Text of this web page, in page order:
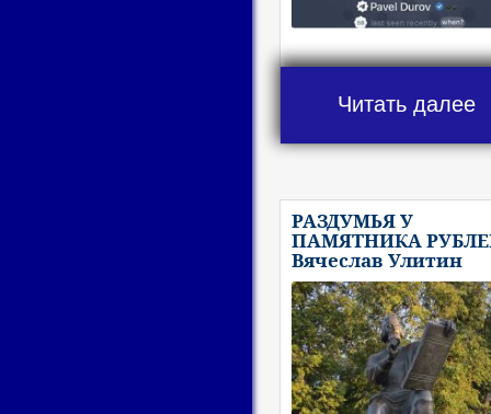
Читать далее
РАЗДУМЬЯ У
ПАМЯТНИКА
Вячеслав Улитин